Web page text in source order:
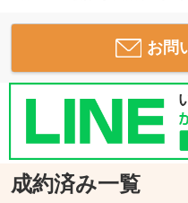
お問
成約済み一覧